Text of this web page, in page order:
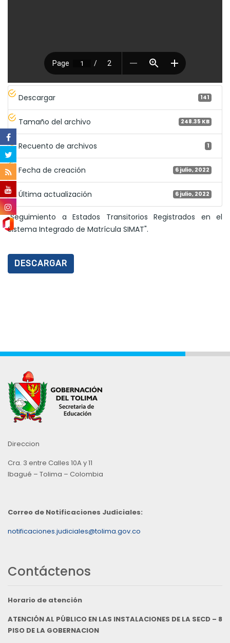
Descargar 141
Tamaño del archivo 248.35 KB
Recuento de archivos 1
Fecha de creación 6 julio, 2022
Última actualización 6 julio, 2022
"Seguimiento a Estados Transitorios Registrados en el
Sistema Integrado de Matrícula SIMAT".
DESCARGAR
Direccion
Cra. 3 entre Calles 10A y 11
Ibagué – Tolima – Colombia
Correo de Notificaciones Judiciales:
notificaciones.judiciales@tolima.gov.co
Contáctenos
Horario de atención
ATENCIÓN AL PÚBLICO EN LAS INSTALACIONES DE LA SECD – 8
PISO DE LA GOBERNACION